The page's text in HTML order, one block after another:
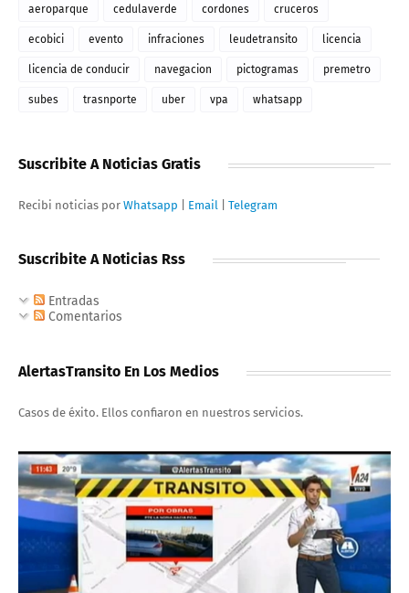
aeroparque cedulaverde cordones cruceros
ecobici evento infraciones leudetransito licencia
licencia de conducir navegacion pictogramas premetro
subes trasnporte uber vpa whatsapp
Suscribite A Noticias Gratis
Recibi noticias por Whatsapp Email Telegram
Suscribite A Noticias Rss
Entradas
Comentarios
AlertasTransito En Los Medios
Casos de éxito. Ellos confiaron en nuestros servicios.